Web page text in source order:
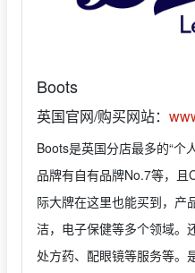
Boots
英国官网/购买网站：
Boots是英国分店最多的“个
品牌有自有品牌No.7等，
际大牌在这里也能买到，产
洁，电子保健等多个领域。
处方药、配眼镜等服务等。